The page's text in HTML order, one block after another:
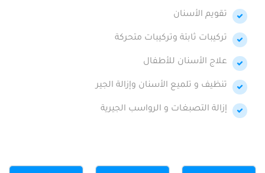
تقويم الأسنان
تركيبات ثابتة وتركيبات متحركة
علاج الأسنان للأطفال
تنظيف و تلميع الأسنان وإزالة الجير
إزالة التصبغات و الرواسب الجيرية